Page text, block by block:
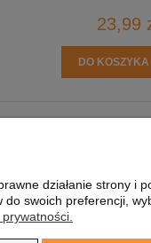
23,99
DO KOSZYKA
KONTA działanie strony
swoich preferencji,